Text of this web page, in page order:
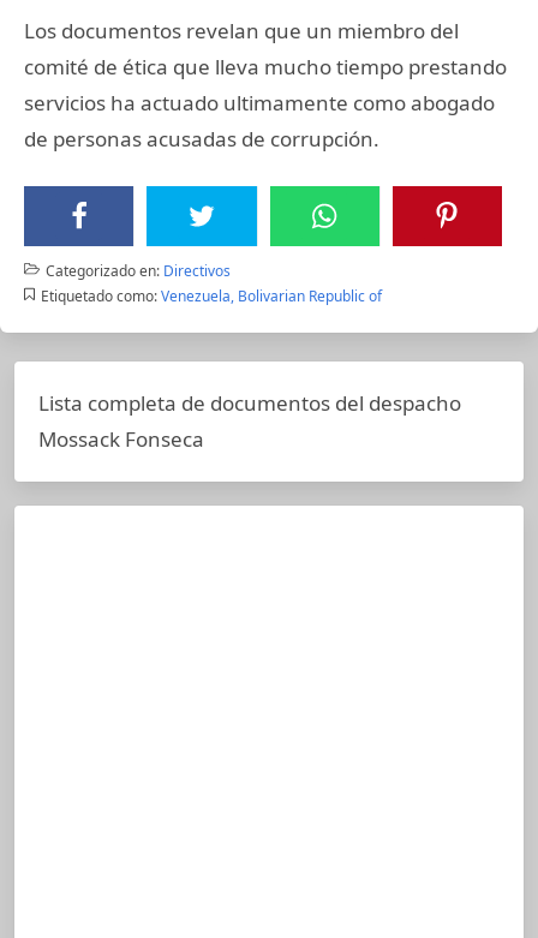
Los documentos revelan que un miembro del
comité de ética que lleva mucho tiempo prestando
servicios ha actuado ultimamente como abogado
de personas acusadas de corrupción.
Categorizado en: Directivos
Etiquetado como: Venezuela, Bolivarian Republic of
Lista completa de documentos del despacho
Mossack Fonseca